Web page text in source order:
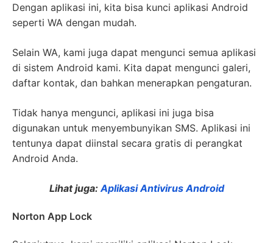
Dengan aplikasi ini, kita bisa kunci aplikasi Android
seperti WA dengan mudah.
Selain WA, kami juga dapat mengunci semua aplikasi
di sistem Android kami. Kita dapat mengunci galeri,
daftar kontak, dan bahkan menerapkan pengaturan.
Tidak hanya mengunci, aplikasi ini juga bisa
digunakan untuk menyembunyikan SMS. Aplikasi ini
tentunya dapat diinstal secara gratis di perangkat
Android Anda.
Lihat juga: Aplikasi Antivirus Android
Norton App Lock